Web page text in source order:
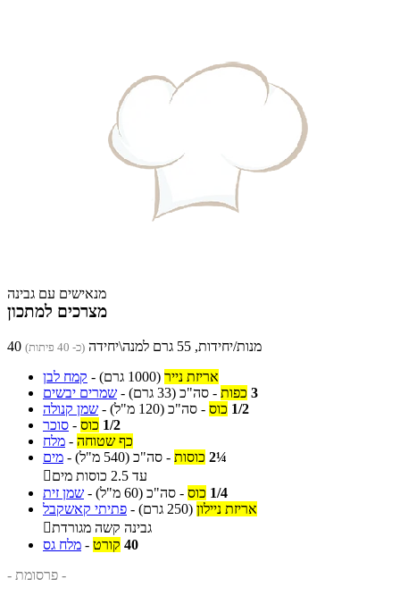
מנאישים עם גבינה
מצרכים למתכון
40 מנות/יחידות, 55 גרם למנה\יחידה (כ- 40 פיתות)
קמח לבן - אריזת נייר (1000 גרם)
שמרים יבשים - 3 כפות - סה"כ (33 גרם)
שמן קנולה - 1/2 כוס - סה"כ (120 מ"ל)
סוכר - 1/2 כוס
מלח - כף שטוחה
מים - 2¼ כוסות - סה"כ (540 מ"ל)

עד 2.5 כוסות מים
שמן זית - 1/4 כוס - סה"כ (60 מ"ל)
פתיתי קאשקבל - אריזת ניילון (250 גרם)
גבינה קשה מגורדת
מלח גס - 40 קורט
- פרסומת -